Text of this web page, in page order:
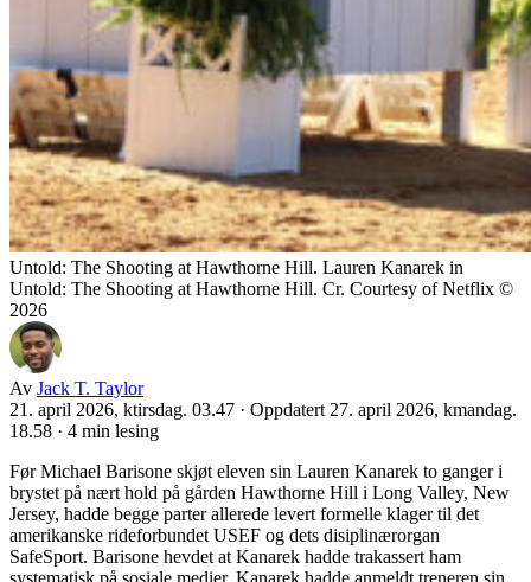
Untold: The Shooting at Hawthorne Hill. Lauren Kanarek in
Untold: The Shooting at Hawthorne Hill. Cr. Courtesy of Netflix ©
2026
Av Jack T. Taylor
21. april 2026, ktirsdag. 03.47 · Oppdatert 27. april 2026, kmandag.
18.58 · 4 min lesing
Før Michael Barisone skjøt eleven sin Lauren Kanarek to ganger i
brystet på nært hold på gården Hawthorne Hill i Long Valley, New
Jersey, hadde begge parter allerede levert formelle klager til det
amerikanske rideforbundet USEF og dets disiplinærorgan
SafeSport. Barisone hevdet at Kanarek hadde trakassert ham
systematisk på sosiale medier. Kanarek hadde anmeldt treneren sin